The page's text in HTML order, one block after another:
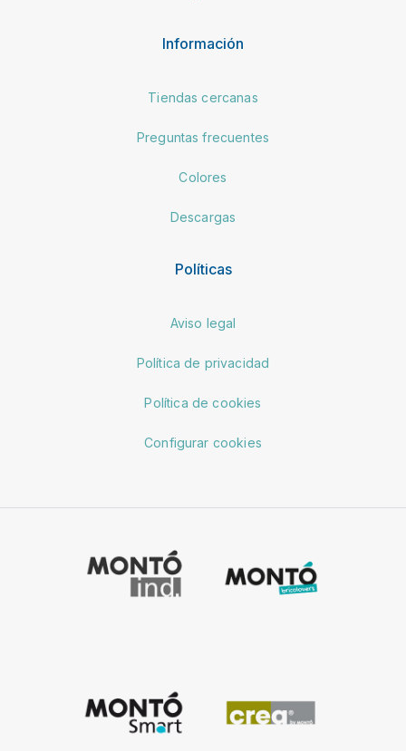
Información
Tiendas cercanas
Preguntas frecuentes
Colores
Descargas
Políticas
Aviso legal
Política de privacidad
Política de cookies
Configurar cookies